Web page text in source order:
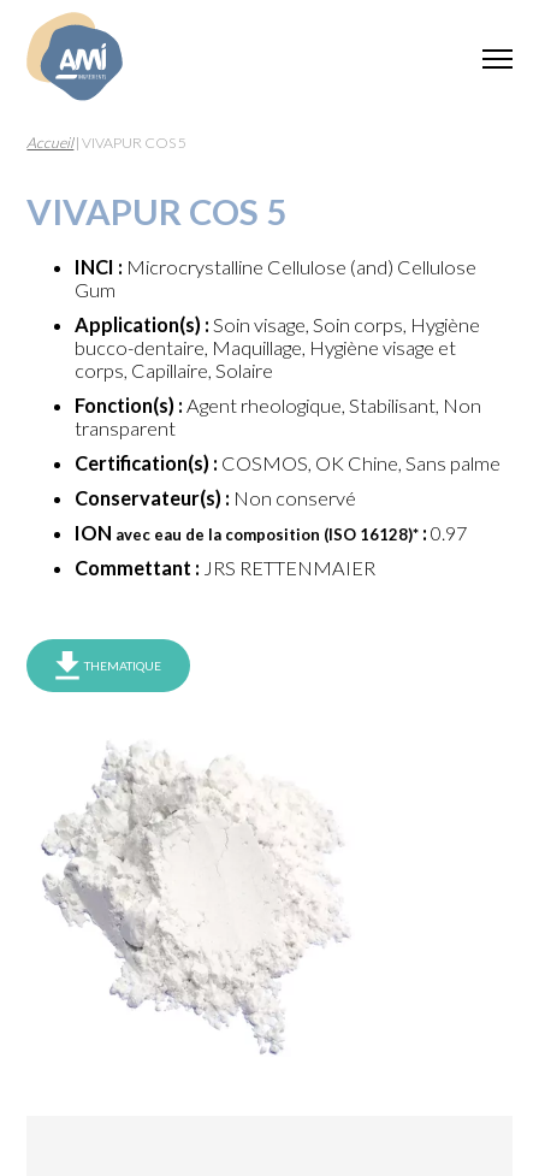
Accueil|VIVAPUR COS 5
VIVAPUR COS 5
INCI : Microcrystalline Cellulose (and) Cellulose
Gum
Application(s) : Soin visage, Soin corps, Hygiène
bucco-dentaire, Maquillage, Hygiène visage et
corps, Capillaire, Solaire
Fonction(s) : Agent rheologique, Stabilisant, Non
transparent
Certification(s) : COSMOS, OK Chine, Sans palme
Conservateur(s) : Non conservé
ION avec eau de la composition (ISO 16128)* : 0.97
Commettant : JRS RETTENMAIER
THEMATIQUE